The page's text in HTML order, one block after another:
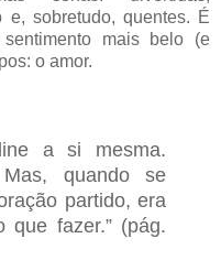
e, sobretudo, quentes. É
mais belo (e
o amor.
a si mesma.
Mas, quando se
partido, era
que fazer.” (pág.